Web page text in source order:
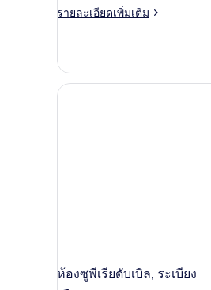
รายละเอียดเพิ่มเติม
ราย
เกี่ยว
กับ
Signature
ห้องซูพีเรียดับเบิล, ระเบียง